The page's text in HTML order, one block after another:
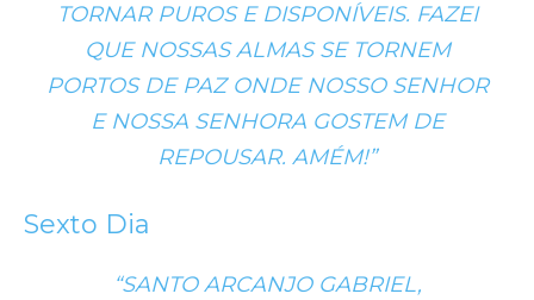
TORNAR PUROS E DISPONÍVEIS. FAZEI
QUE NOSSAS ALMAS SE TORNEM
PORTOS DE PAZ ONDE NOSSO SENHOR
E NOSSA SENHORA GOSTEM DE
REPOUSAR. AMÉM!”
Sexto Dia
“SANTO ARCANJO GABRIEL,